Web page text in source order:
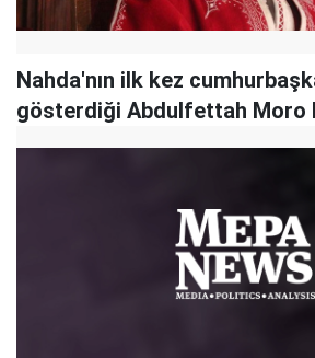
Nahda'nın ilk kez
gösterdiği Abdulfettah Moro